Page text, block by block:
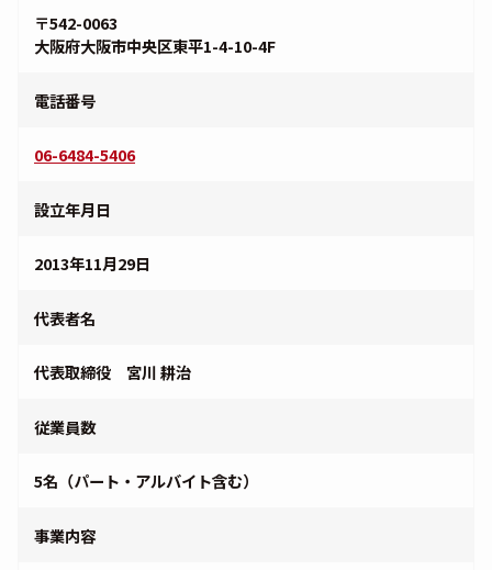
〒542-0063
大阪府大阪市中央区東平1-4-10-4F
電話番号
06-6484-5406
設立年月日
2013年11月29日
代表者名
代表取締役 宮川 耕治
従業員数
5名（パート・アルバイト含む）
事業内容